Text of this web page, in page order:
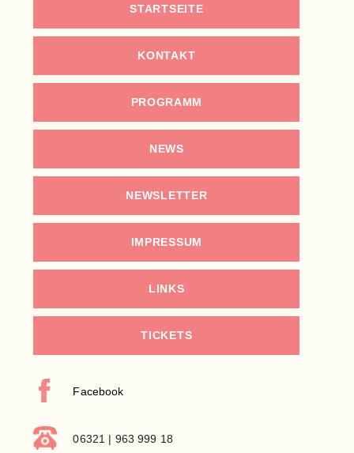
STARTSEITE
KONTAKT
PROGRAMM
NEWS
NEWSLETTER
IMPRESSUM
LINKS
TICKETS
Facebook
06321 | 963 999 18